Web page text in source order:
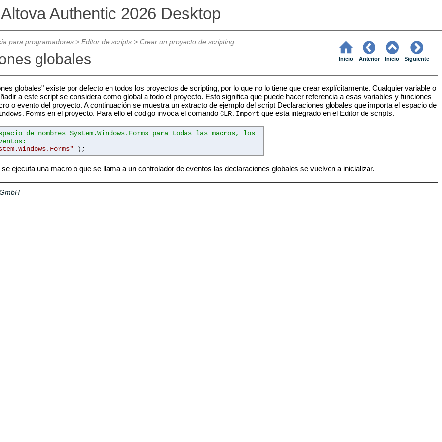
Altova Authentic 2026 Desktop
para programadores> Editor de scripts> Crear un proyecto de scripting
globales Inicio Anterior Inicio Siguiente
globales" existe por defecto en todos los proyectos de scripting, por lo que no lo tiene que crear explícitamente. Cualquier variable o
a este script se considera como global a todo el proyecto. Esto significa que puede hacer referencia a esas variables y funciones
o evento del proyecto. A continuación se muestra un extracto de ejemplo del script Declaraciones globales que importa el espacio de
en el proyecto. Para ello el código invoca el comando CLR.Import que está integrado en el Editor de scripts.
de nombres System.Windows.Forms para todas las macros, los
);
ejecuta una macro o que se llama a un controlador de eventos las declaraciones globales se vuelven a inicializar.